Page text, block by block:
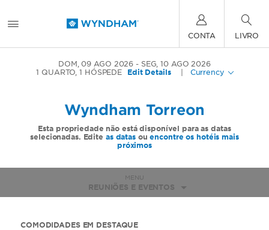
CONTA LIVRO
DOM, 09 AGO 2026
SEG, 10 AGO 2026
1 QUARTO,1 HÓSPEDE Edit Details Currency
Wyndham Torreon
Esta propriedade não está disponível para as datas
selecionadas. Edite as datasouencontre os hotéis mais
próximos
MENU
REUNIÕES E EVENTOS
COMODIDADES EM DESTAQUE